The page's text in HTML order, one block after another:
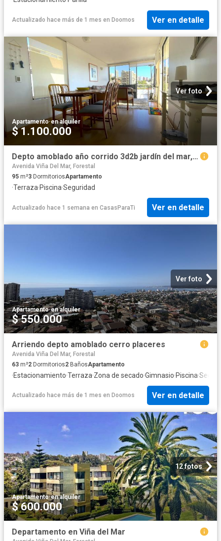
Actualizado hace más de 1 mes en Doomos Ver en detalle
Ver foto
Apartamento·en alquiler
$ 1.100.000
Depto amoblado año corrido 3d2b jardín del mar, viña del mar
Avenida Viña Del Mar, Forestal
95 m²3 DormitoriosApartamento
·Terraza·Piscina·Seguridad
Actualizado hace 1 semana en CasasParaTi Ver en detalle
Ver foto
Apartamento·en alquiler
$ 550.000
Arriendo depto amoblado cerro placeres
Avenida Viña Del Mar, Forestal
63 m²2 Dormitorios2 BañosApartamento
·Estacionamiento·Terraza·Zona de secado·Gimnasio·Piscina·
Actualizado hace más de 1 mes en Doomos Ver en detalle
12 fotos
Apartamento·en alquiler
$ 600.000
Departamento en Viña del Mar